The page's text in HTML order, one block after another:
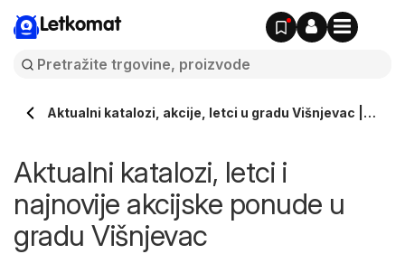
Letkomat
Aktualni katalozi, akcije, letci u gradu Višnjevac |
Aktualni katalozi, letci i
najnovije akcijske ponude u
gradu Višnjevac